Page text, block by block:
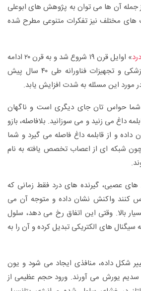
جمله آن ها می توان به پژوهش های ابوعلی
های مختلف نیز تفکرات متنوعی مطرح شده
درد
» اوایل قرن ۱۹ شروع شد و به قرن ۲۰ ادامه
یافت اما پیشرفت علم پزشکی و تجهیزات فناورانه طی ۴۰ سال پیش
مورد این مسئله به شدت افزایش یابد.
شما حواس تان جای دیگری است و ناگهان
داغ می زنید و می سوزانید. بلافاصله، بازو
و از قابلمه داغ فاصله می گیرد و شما
شبکه ای از اعصاب تخصص یافته به نام
های عصبی، گیرنده های درد فقط زمانی که
کنند واکنش نشان داده و متوجه آن می
بالا. وقتی این اتفاق رخ می دهد، سلول
های الکتریکی تبدیل کرده و آن را به
شکل داده، منافذی ایجاد می شود و یون
یورش می آورند. ورود حجم عظیمی از